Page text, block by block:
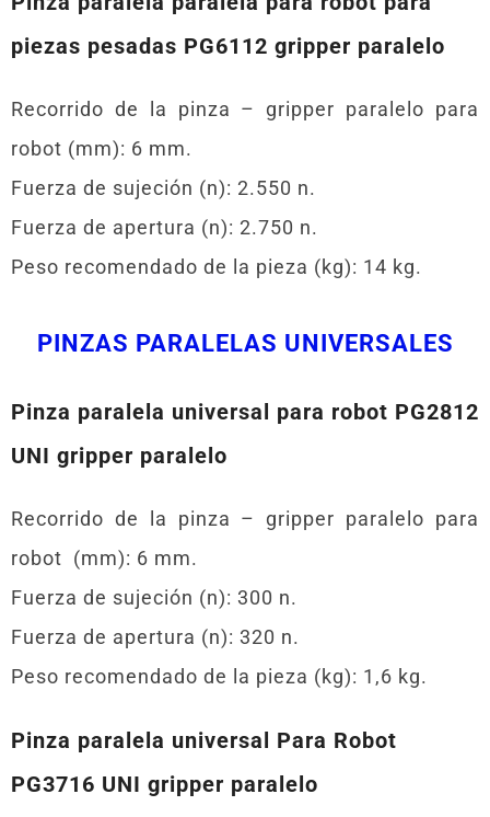
piezas pesadas PG6112 gripper paralelo
Recorrido de la pinza – gripper paralelo para
robot (mm): 6 mm.
Fuerza de sujeción (n): 2.550 n.
Fuerza de apertura (n): 2.750 n.
Peso recomendado de la pieza (kg): 14 kg.
PINZAS PARALELAS UNIVERSALES
Pinza paralela universal para robot PG2812
UNI gripper paralelo
Recorrido de la pinza – gripper paralelo para
robot (mm): 6 mm.
Fuerza de sujeción (n): 300 n.
Fuerza de apertura (n): 320 n.
Peso recomendado de la pieza (kg): 1,6 kg.
Pinza paralela universal Para Robot
PG3716 UNI gripper paralelo